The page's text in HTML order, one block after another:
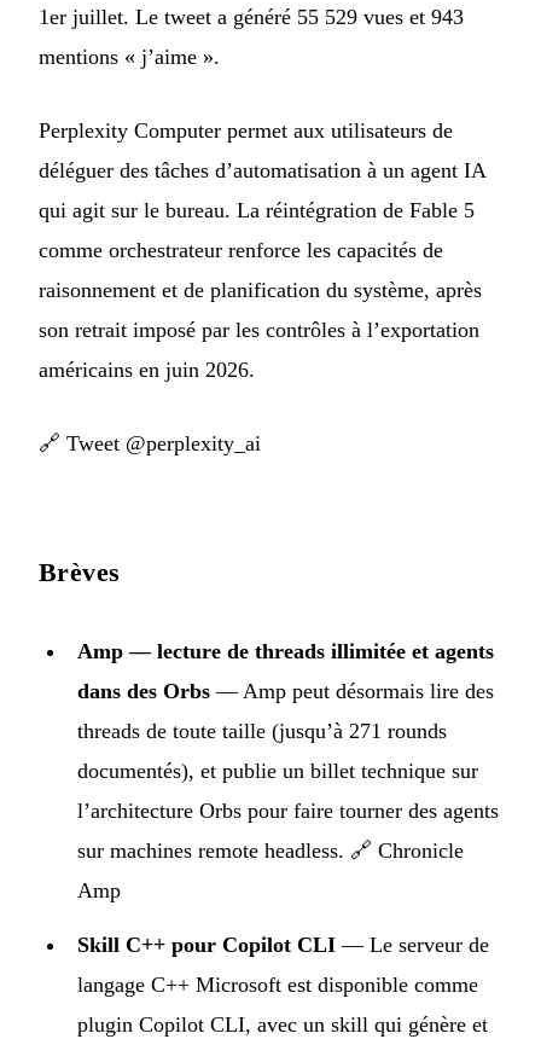
1er juillet. Le tweet a généré 55 529 vues et 943
mentions « j’aime ».
Perplexity Computer permet aux utilisateurs de
déléguer des tâches d’automatisation à un agent IA
qui agit sur le bureau. La réintégration de Fable 5
comme orchestrateur renforce les capacités de
raisonnement et de planification du système, après
son retrait imposé par les contrôles à l’exportation
américains en juin 2026.
🔗 Tweet @perplexity_ai
Brèves
Amp — lecture de threads illimitée et agents
dans des Orbs — Amp peut désormais lire des
threads de toute taille (jusqu’à 271 rounds
documentés), et publie un billet technique sur
l’architecture Orbs pour faire tourner des agents
sur machines remote headless. 🔗 Chronicle
Amp
Skill C++ pour Copilot CLI — Le serveur de
langage C++ Microsoft est disponible comme
plugin Copilot CLI, avec un skill qui génère et